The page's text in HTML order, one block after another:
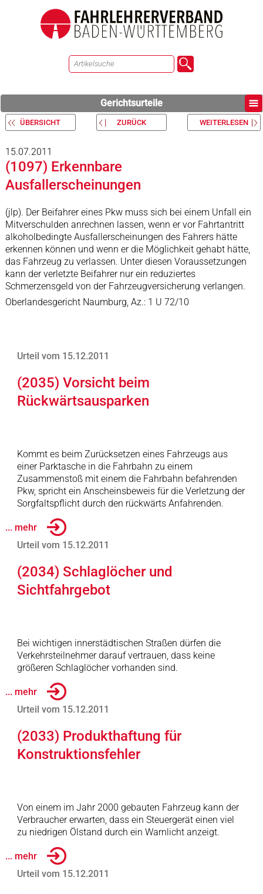
Gerichtsurteile
ÜBERSICHT ZURÜCK WEITERLESEN
15.07.2011
(1097) Erkennbare
Ausfallerscheinungen
(jlp). Der Beifahrer eines Pkw muss sich bei einem Unfall ein
Mitverschulden anrechnen lassen, wenn er vor Fahrtantritt
alkoholbedingte Ausfallerscheinungen des Fahrers hätte
erkennen können und wenn er die Möglichkeit gehabt hätte,
das Fahrzeug zu verlassen. Unter diesen Voraussetzungen
kann der verletzte Beifahrer nur ein reduziertes
Schmerzensgeld von der Fahrzeugversicherung verlangen.
Oberlandesgericht Naumburg, Az.: 1 U 72/10
Urteil vom 15.12.2011
(2035) Vorsicht beim
Rückwärtsausparken
Kommt es beim Zurücksetzen eines Fahrzeugs aus
einer Parktasche in die Fahrbahn zu einem
Zusammenstoß mit einem die Fahrbahn befahrenden
Pkw, spricht ein Anscheinsbeweis für die Verletzung der
Sorgfaltspflicht durch den rückwärts Anfahrenden.
... mehr
Urteil vom 15.12.2011
(2034) Schlaglöcher und
Sichtfahrgebot
Bei wichtigen innerstädtischen Straßen dürfen die
Verkehrsteilnehmer darauf vertrauen, dass keine
größeren Schlaglöcher vorhanden sind.
... mehr
Urteil vom 15.12.2011
(2033) Produkthaftung für
Konstruktionsfehler
Von einem im Jahr 2000 gebauten Fahrzeug kann der
Verbraucher erwarten, dass ein Steuergerät einen viel
zu niedrigen Ölstand durch ein Warnlicht anzeigt.
... mehr
Urteil vom 15.12.2011